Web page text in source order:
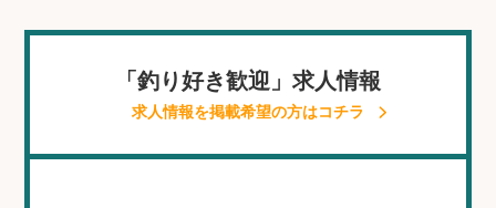
「釣り好き歓迎」求人情報
求人情報を掲載希望の方はコチラ